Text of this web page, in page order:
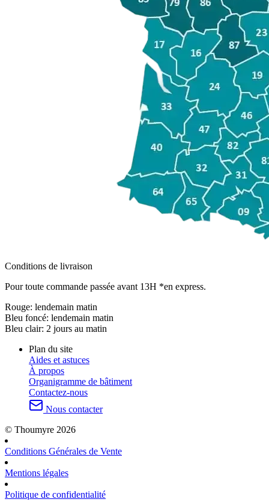
Conditions de livraison
Pour toute commande passée avant 13H *en express.
Rouge: lendemain matin
Bleu foncé: lendemain matin
Bleu clair: 2 jours au matin
Plan du site
Aides et astuces
À propos
Organigramme de bâtiment
Contactez-nous
Nous contacter
© Thoumyre 2026
Conditions Générales de Vente
Mentions légales
Politique de confidentialité